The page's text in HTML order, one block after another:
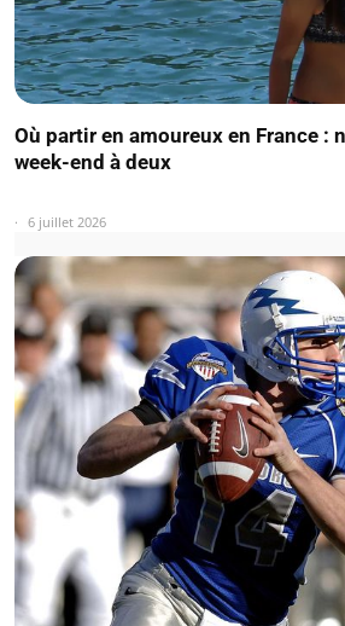
Où partir en amoureux en France
week-end à deux
6 juillet 2026